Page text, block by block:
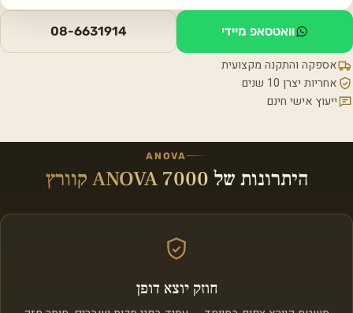
וואטסאפ מיידי 08-6631914
אספקה והתקנה מקצועית
אחריות יצרן 10 שנים
ייעוץ אישי חינם
ANOVA
היתרונות של ANOVA 7000 קוורץ
חוזק יוצא דופן